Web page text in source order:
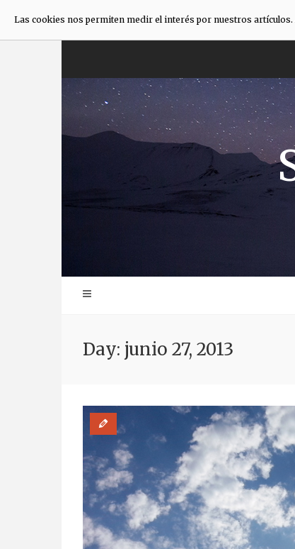
Day: junio 27, 2013
Las cookies nos permiten medir el interés por nuestros artículos.